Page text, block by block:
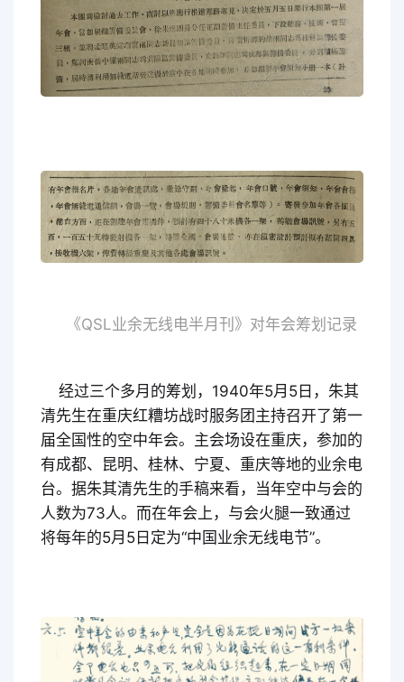
《QSL业余无线电半月刊》对年会筹划记录
经过三个多月的筹划，1940年5月5日，朱其
清先生在重庆红糟坊战时服务团主持召开了第一
届全国性的空中年会。主会场设在重庆，参加的
有成都、昆明、桂林、宁夏、重庆等地的业余电
台。据朱其清先生的手稿来看，当年空中与会的
人数为73人。而在年会上，与会火腿一致通过
将每年的5月5日定为“中国业余无线电节”。